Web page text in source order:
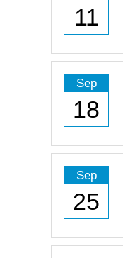
11
Sep
18
Sep
25